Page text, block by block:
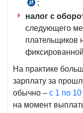
рег.
МЮ
№3577
от
20.11.2024
ст.
407
НК
;
налог с
следующего
плательщиков
На практике
зарплату за
обычно – с 1 по
на момент